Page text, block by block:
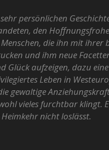
persönlichen
den
die ihn mit ihrer
und ihm neue
Glück aufzeigen, dazu
Leben in
gewaltige
vieles furchtbar klingt.
nicht loslässt.